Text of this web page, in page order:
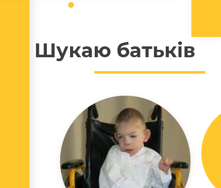
Шукаю батьків